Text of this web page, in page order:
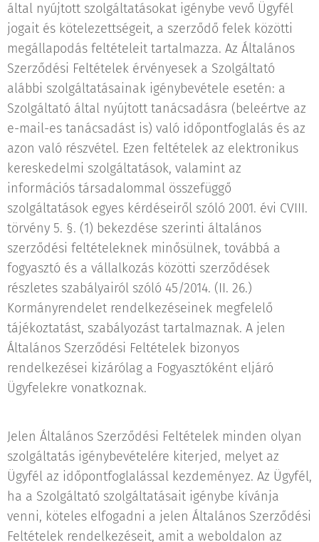
által nyújtott szolgáltatásokat igénybe vevő Ügyfél
jogait és kötelezettségeit, a szerződő felek közötti
megállapodás feltételeit tartalmazza. Az Általános
Szerződési Feltételek érvényesek a Szolgáltató
alábbi szolgáltatásainak igénybevétele esetén: a
Szolgáltató által nyújtott tanácsadásra (beleértve az
e-mail-es tanácsadást is) való időpontfoglalás és az
azon való részvétel. Ezen feltételek az elektronikus
kereskedelmi szolgáltatások, valamint az
információs társadalommal összefüggő
szolgáltatások egyes kérdéseiről szóló 2001. évi CVIII.
törvény 5. §. (1) bekezdése szerinti általános
szerződési feltételeknek minősülnek, továbbá a
fogyasztó és a vállalkozás közötti szerződések
részletes szabályairól szóló 45/2014. (II. 26.)
Kormányrendelet rendelkezéseinek megfelelő
tájékoztatást, szabályozást tartalmaznak. A jelen
Általános Szerződési Feltételek bizonyos
rendelkezései kizárólag a Fogyasztóként eljáró
Ügyfelekre vonatkoznak.
Jelen Általános Szerződési Feltételek minden olyan
szolgáltatás igénybevételére kiterjed, melyet az
Ügyfél az időpontfoglalással kezdeményez. Az Ügyfél,
ha a Szolgáltató szolgáltatásait igénybe kívánja
venni, köteles elfogadni a jelen Általános Szerződési
Feltételek rendelkezéseit, amit a weboldalon az